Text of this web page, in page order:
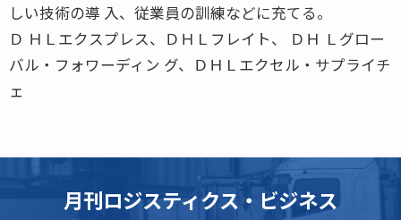
しい技術の導 入、従業員の訓練などに充てる。
Ｄ ＨＬエクスプレス、ＤＨＬフレイト、 ＤＨ Ｌグロー
バル・フォワーディン グ、ＤＨＬエクセル・サプライチ
ェ
月刊ロジスティクス・ビジネス